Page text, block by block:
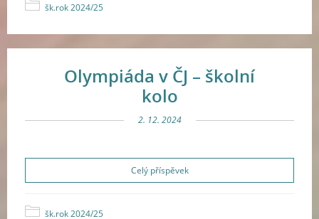
šk.rok 2024/25
Olympiáda v ČJ – školní
kolo
2. 12. 2024
Celý příspěvek
šk.rok 2024/25